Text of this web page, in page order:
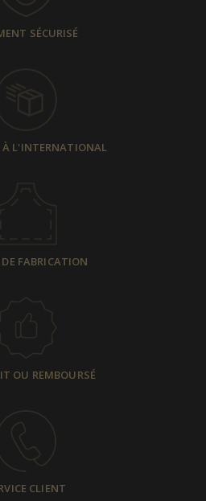
SÉCURISÉ
À L'INTERNATIONAL
FABRICATION
OU REMBOURSÉ
CLIENT